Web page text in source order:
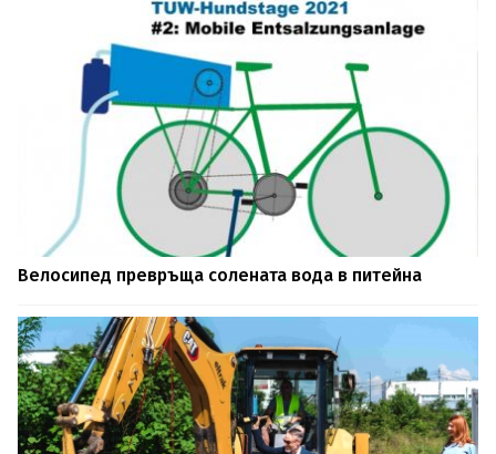
Велосипед превръща солената вода в питейна